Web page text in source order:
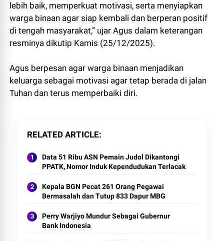
lebih baik, memperkuat motivasi, serta menyiapkan
warga binaan agar siap kembali dan berperan positif
di tengah masyarakat,” ujar Agus dalam keterangan
resminya dikutip Kamis (25/12/2025).
Agus berpesan agar warga binaan menjadikan
keluarga sebagai motivasi agar tetap berada di jalan
Tuhan dan terus memperbaiki diri.
RELATED ARTICLE
Data 51 Ribu ASN Pemain Judol Dikantongi
PPATK, Nomor Induk Kependudukan Terlacak
Kepala BGN Pecat 261 Orang Pegawai
Bermasalah dan Tutup 833 Dapur MBG
Perry Warjiyo Mundur Sebagai Gubernur
Bank Indonesia